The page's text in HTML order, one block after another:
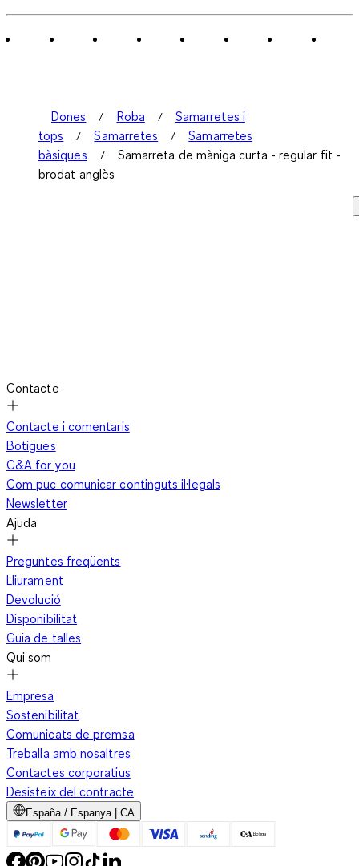
Dones Roba
Samarretes i
tops
Samarretes
Samarretes
bàsiques
Samarreta de màniga curta - regular fit -
brodat anglès
Contacte
Contacte i comentaris
Botigues
C&A for you
Com puc comunicar continguts il·legals
Newsletter
Ajuda
Preguntes freqüents
Lliurament
Devolució
Disponibilitat
Guia de talles
Qui som
Empresa
Sostenibilitat
Comunicats de premsa
Treballa amb nosaltres
Contactes corporatius
Desisteix del contracte
España / Espanya | CA